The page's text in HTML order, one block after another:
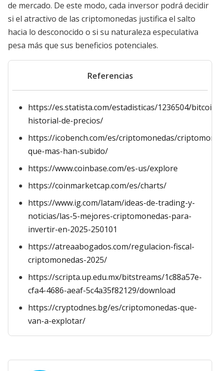
de mercado. De este modo, cada inversor podrá decidir
si el atractivo de las criptomonedas justifica el salto
hacia lo desconocido o si su naturaleza especulativa
pesa más que sus beneficios potenciales.
Referencias
https://es.statista.com/estadisticas/1236504/bitcoin-
historial-de-precios/
https://icobench.com/es/criptomonedas/
que-mas-han-subido/
https://www.coinbase.com/es-us/explore
https://coinmarketcap.com/es/charts/
https://www.ig.com/latam/ideas-de-trading-y-
noticias/las-5-mejores-criptomonedas-para-
invertir-en-2025-250101
https://atreaabogados.com/regulacion-fiscal-
criptomonedas-2025/
https://scripta.up.edu.mx/bitstreams/1c88a57e-
cfa4-4686-aeaf-5c4a35f82129/download
https://cryptodnes.bg/es/criptomonedas-que-
van-a-explotar/